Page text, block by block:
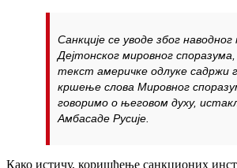
Санкције се уводе због
Дејтонског мировног
текст америчке одлуке садржи
кршење слова Мировног
говоримо о његовом духу,
Амбасаде Русије.
Како истичу, коришћење санкционих